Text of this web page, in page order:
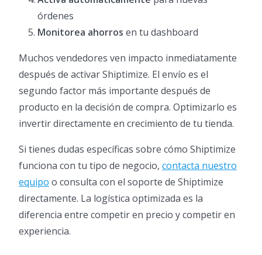
órdenes
Monitorea ahorros en tu dashboard
Muchos vendedores ven impacto inmediatamente
después de activar Shiptimize. El envío es el
segundo factor más importante después de
producto en la decisión de compra. Optimizarlo es
invertir directamente en crecimiento de tu tienda.
Si tienes dudas específicas sobre cómo Shiptimize
funciona con tu tipo de negocio, contacta nuestro
equipo o consulta con el soporte de Shiptimize
directamente. La logística optimizada es la
diferencia entre competir en precio y competir en
experiencia.